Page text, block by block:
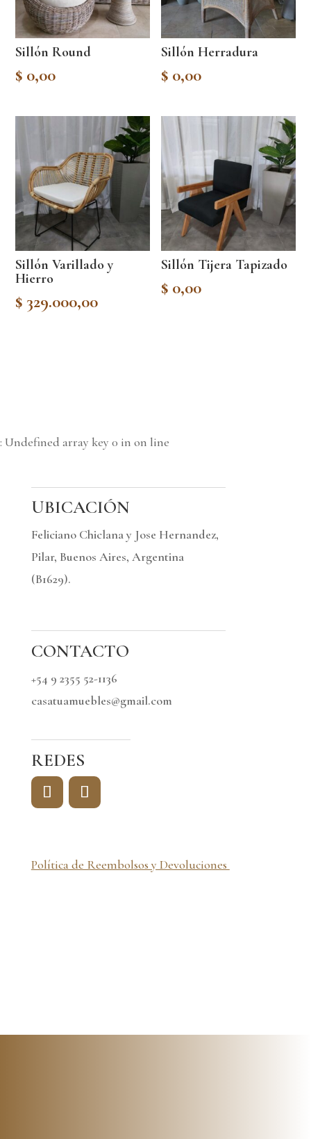
Sillón Round
$ 0,00
Sillón Herradura
$ 0,00
Sillón Varillado y
Hierro
$ 329.000,00
Sillón Tijera Tapizado
$ 0,00
: Undefined array key 0 in on line
UBICACIÓN
Feliciano Chiclana y Jose Hernandez,
Pilar, Buenos Aires, Argentina
(B1629).
CONTACTO
+54 9 2355 52-1136
casatuamuebles@gmail.com
REDES
Política de Reembolsos y Devoluciones